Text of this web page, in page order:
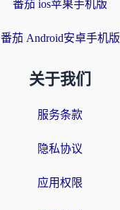
番茄 ios苹果手机版
番茄 Android安卓手机版
关于我们
服务条款
隐私协议
应用权限